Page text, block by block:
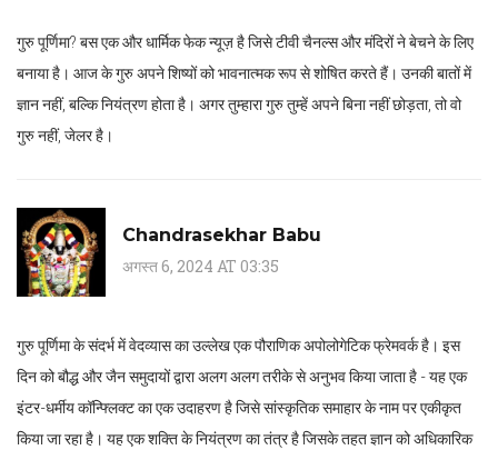
गुरु पूर्णिमा? बस एक और धार्मिक फेक न्यूज़ है जिसे टीवी चैनल्स और मंदिरों ने बेचने के लिए
बनाया है। आज के गुरु अपने शिष्यों को भावनात्मक रूप से शोषित करते हैं। उनकी बातों में
ज्ञान नहीं, बल्कि नियंत्रण होता है। अगर तुम्हारा गुरु तुम्हें अपने बिना नहीं छोड़ता, तो वो
गुरु नहीं, जेलर है।
Chandrasekhar Babu
अगस्त 6, 2024 AT 03:35
गुरु पूर्णिमा के संदर्भ में वेदव्यास का उल्लेख एक पौराणिक अपोलोगेटिक फ्रेमवर्क है। इस
दिन को बौद्ध और जैन समुदायों द्वारा अलग अलग तरीके से अनुभव किया जाता है - यह एक
इंटर-धर्मीय कॉन्फ्लिक्ट का एक उदाहरण है जिसे सांस्कृतिक समाहार के नाम पर एकीकृत
किया जा रहा है। यह एक शक्ति के नियंत्रण का तंत्र है जिसके तहत ज्ञान को अधिकारिक